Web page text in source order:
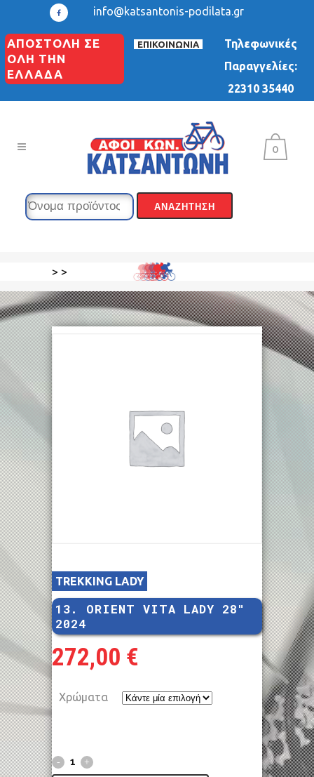
info@katsantonis-podilata.gr
ΑΠΟΣΤΟΛΗ ΣΕ
ΟΛΗ ΤΗΝ
ΕΛΛΑΔΑ
ΕΠΙΚΟΙΝΩΝΙΑ
Τηλεφωνικές
Παραγγελίες:
22310 35440
0
> >
TREKKING LADY
13. ORIENT VITA LADY 28″
2024
272,00 €
Χρώματα